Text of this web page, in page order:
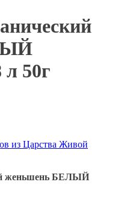
50г
из Царства Живой
женьшень БЕЛЫЙ